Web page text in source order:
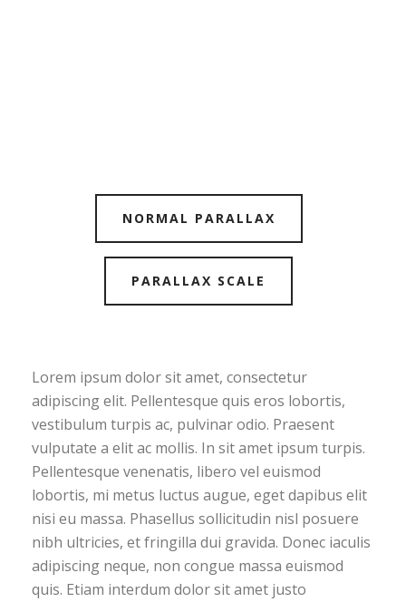
NORMAL PARALLAX
PARALLAX SCALE
Lorem ipsum dolor sit amet, consectetur
adipiscing elit. Pellentesque quis eros lobortis,
vestibulum turpis ac, pulvinar odio. Praesent
vulputate a elit ac mollis. In sit amet ipsum turpis.
Pellentesque venenatis, libero vel euismod
lobortis, mi metus luctus augue, eget dapibus elit
nisi eu massa. Phasellus sollicitudin nisl posuere
nibh ultricies, et fringilla dui gravida. Donec iaculis
adipiscing neque, non congue massa euismod
quis. Etiam interdum dolor sit amet justo